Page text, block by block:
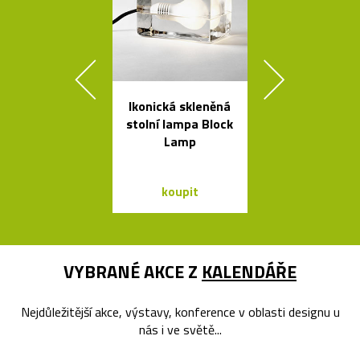
Ikonická skleněná
stolní lampa Block
Lamp
koupit
VYBRANÉ AKCE Z KALENDÁŘE
Nejdůležitější akce, výstavy, konference v oblasti designu u
nás i ve světě...